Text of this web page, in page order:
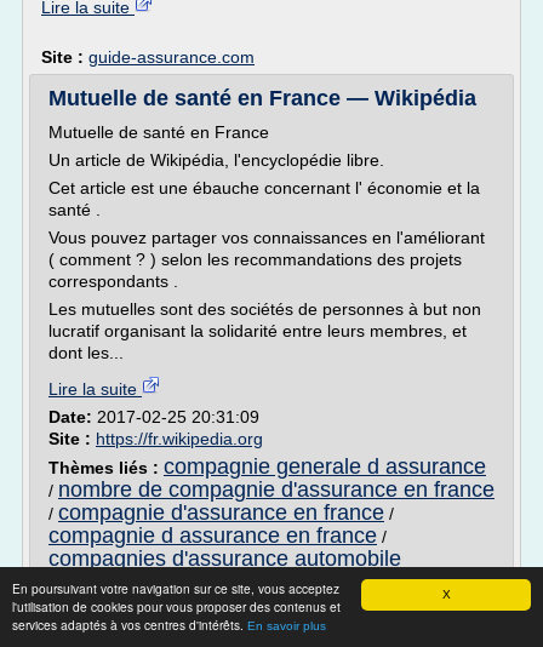
X
En poursuivant votre navigation sur ce site, vous acceptez
l'utilisation de cookies pour vous proposer des contenus et
services adaptés à vos centres d'intérêts. En savoir plus
Lire la suite
Site : guide-assurance.com
Mutuelle de santé en France — Wikipédia
Mutuelle de santé en France
Un article de Wikipédia, l'encyclopédie libre.
Cet article est une ébauche concernant l' économie et la
santé .
Vous pouvez partager vos connaissances en l'améliorant
( comment ? ) selon les recommandations des projets
correspondants .
Les mutuelles sont des sociétés de personnes à but non
lucratif organisant la solidarité entre leurs membres, et
dont les...
Lire la suite
Date: 2017-02-25 20:31:09
Site : https://fr.wikipedia.org
Thèmes liés : compagnie generale d assurance
/ nombre de compagnie d'assurance en france
/ compagnie d'assurance en france /
compagnie d assurance en france /
compagnies d'assurance automobile
Mutuelle de santé en France — Wikipédia
Mutuelle de santé en France